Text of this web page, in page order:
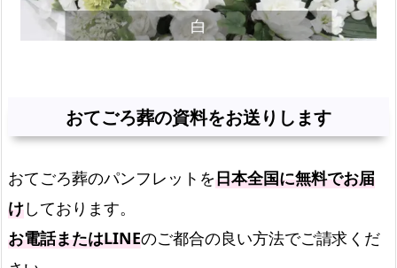
白
おてごろ葬の資料をお送りします
おてごろ葬のパンフレットを日本全国に無料でお届
けしております。
お電話またはLINEのご都合の良い方法でご請求くだ